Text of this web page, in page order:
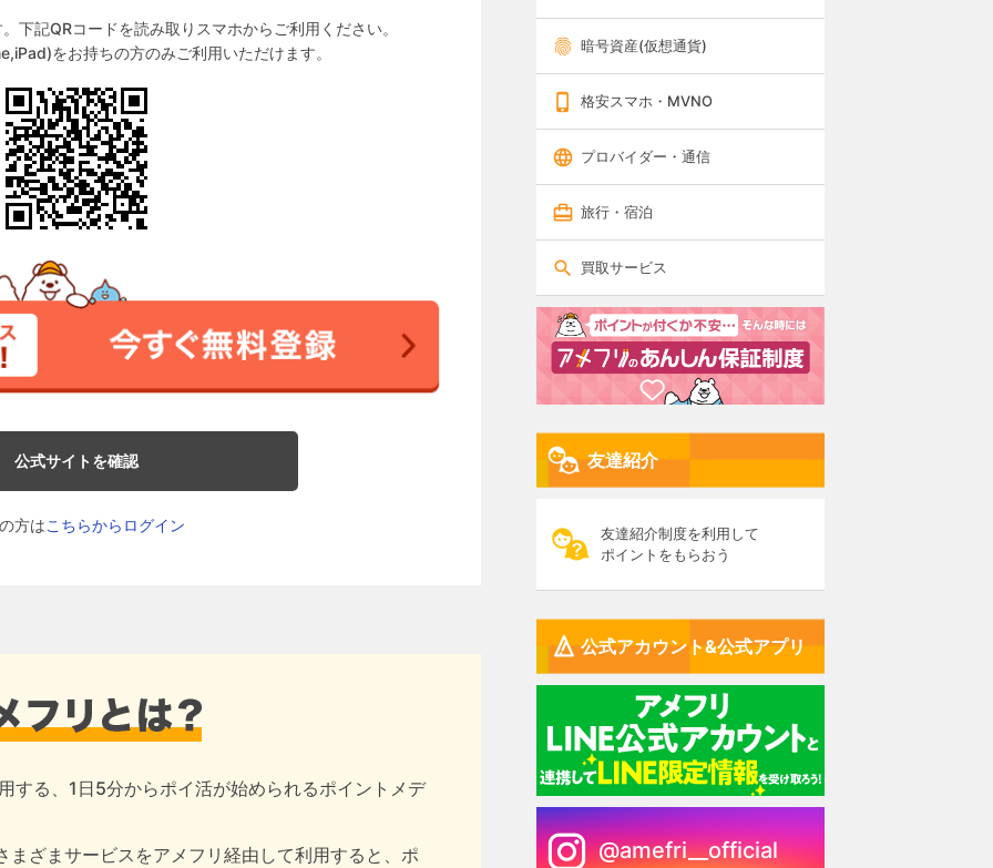
下記QRコードを読み取りスマホからご利用ください。
をお持ちの方のみご利用いただけます。
公式サイトを確認
方はこちらからログイン
する、1日5分からポイ活が始められるポイントメデ
まざまサービスをアメフリ経由して利用すると、ポ
暗号資産(仮想通貨)
格安スマホ・MVNO
プロバイダー・通信
旅行・宿泊
買取サービス
友達紹介
友達紹介制度を利用して
ポイントをもらおう
公式アカウント&公式アプリ
@amefri__official